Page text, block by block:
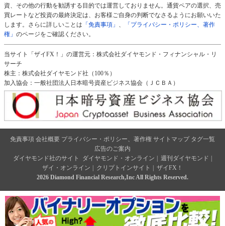
資、その他の行動を勧誘する目的では運営しておりません。通貨ペアの選択、売
買レートなど投資の最終決定は、お客様ご自身の判断でなさるようにお願いいた
します。さらに詳しいことは 「免責事項」
「プライバシー・ポリシー、著作
権」 のページをご確認ください。
当サイト「ザイFX！」の運営元：株式会社ダイヤモンド・フィナンシャル・リ
サーチ
株主：株式会社ダイヤモンド社（100％）
加入協会：一般社団法人日本暗号資産ビジネス協会（ＪＣＢＡ）
免責事項 会社概要 プライバシー・ポリシー、著作権 サイトマップ タグ一覧
広告のご案内
ダイヤモンド社のサイト
ダイヤモンド・オンライン 週刊ダイヤモンド
ザイ・オンライン
クリプトインサイト
ザイFX！
2026 Diamond Financial Research,Inc All Rights Reserved.